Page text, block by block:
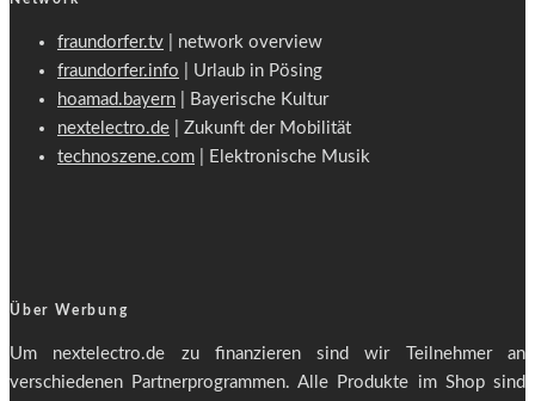
fraundorfer.tv | network overview
fraundorfer.info | Urlaub in Pösing
hoamad.bayern | Bayerische Kultur
nextelectro.de | Zukunft der Mobilität
technoszene.com | Elektronische Musik
Über Werbung
Um nextelectro.de zu finanzieren sind wir Teilnehmer an
verschiedenen Partnerprogrammen. Alle Produkte im Shop sind